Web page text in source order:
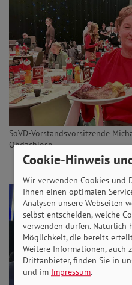
SoVD-Vorstandsvorsitzende
Obdachlose.
Cookie-Hinweis
Wir verwenden Cookies und
Ihnen einen optimalen
Analysen unsere Webseiten
selbst entscheiden, welche
verwenden dürfen. Natürlich
Möglichkeit, die bereits
Weitere Informationen, auch
Drittanbieter, finden Sie in
und im Impressum.